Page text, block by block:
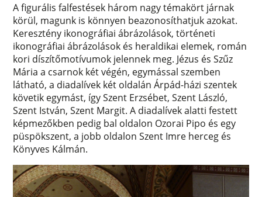
A figurális falfestések három nagy témakört járnak
körül, magunk is könnyen beazonosíthatjuk azokat.
Keresztény ikonográfiai ábrázolások, történeti
ikonográfiai ábrázolások és heraldikai elemek, román
kori díszítőmotívumok jelennek meg. Jézus és Szűz
Mária a csarnok két végén, egymással szemben
látható, a diadalívek két oldalán Árpád-házi szentek
követik egymást, így Szent Erzsébet, Szent László,
Szent István, Szent Margit. A diadalívek alatti festett
képmezőkben pedig bal oldalon Ozorai Pipo és egy
püspökszent, a jobb oldalon Szent Imre herceg és
Könyves Kálmán.